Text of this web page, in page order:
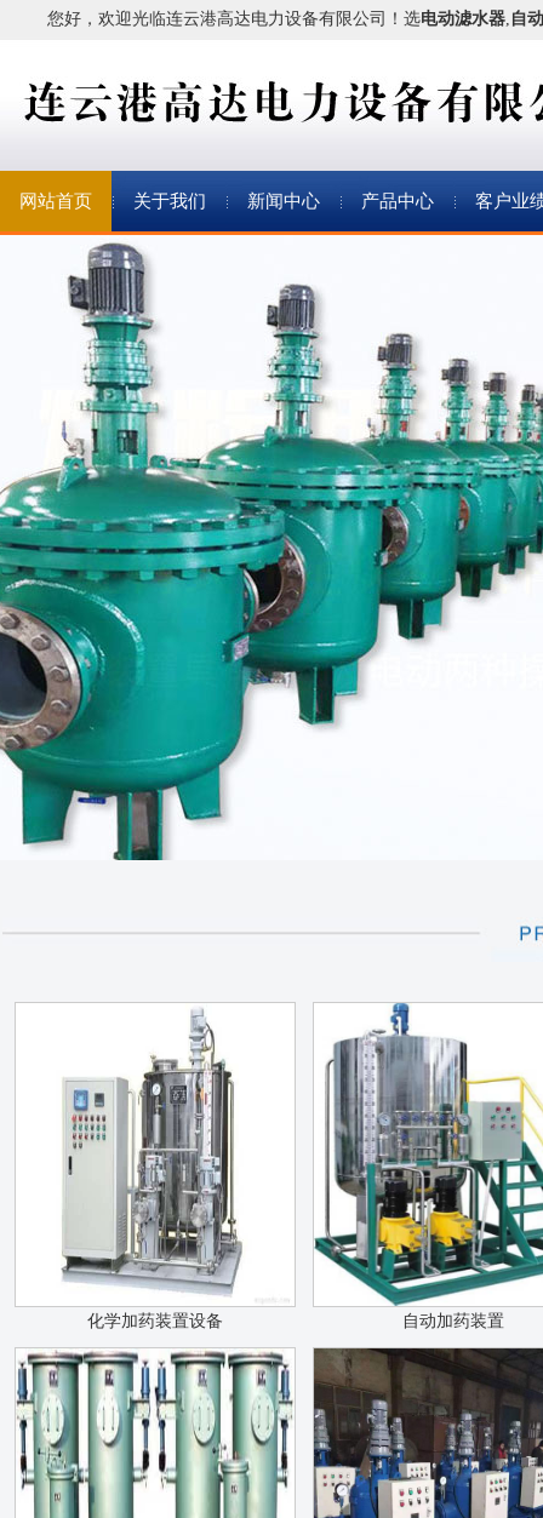
您好，欢迎光临连云港高达电力设备有限公司！ 选电动滤水器, 自
网站首页 关于我们 新闻中心 产品中心 客户业
化学加药装置设备 自动加药装置